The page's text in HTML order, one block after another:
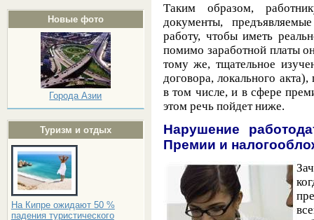
Новые фото
Города Азии
Туризм и отдых
На Кипре ожидают 50 %
падения туристического
Таким образом,
документы,
работу, чтобы иметь
помимо заработной платы
тому же, тщательное
договора, локального
в том числе, и в сфере
этом речь пойдет ниже.
Нарушение
Премии и